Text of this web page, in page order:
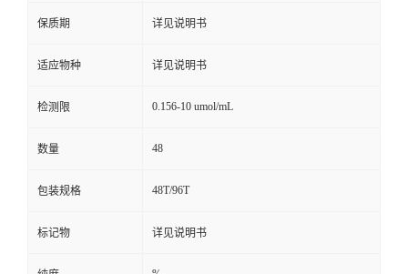
保质期 详见说明书
适应物种 详见说明书
检测限 0.156-10 umol/mL
数量 48
包装规格 48T/96T
标记物 详见说明书